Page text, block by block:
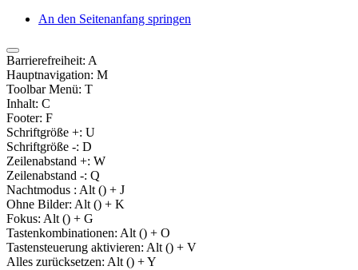
An den Seitenanfang springen
Barrierefreiheit: A
Hauptnavigation: M
Toolbar Menü: T
Inhalt: C
Footer: F
Schriftgröße +: U
Schriftgröße -: D
Zeilenabstand +: W
Zeilenabstand -: Q
Nachtmodus : Alt () + J
Ohne Bilder: Alt () + K
Fokus: Alt () + G
Tastenkombinationen: Alt () + O
Tastensteuerung aktivieren: Alt () + V
Alles zurücksetzen: Alt () + Y